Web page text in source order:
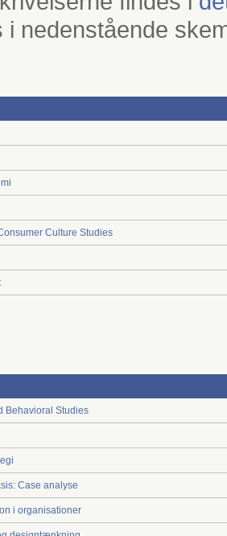
i nedenstående
Culture Studies
Behavioral Studies
Case analyse
i organisationer